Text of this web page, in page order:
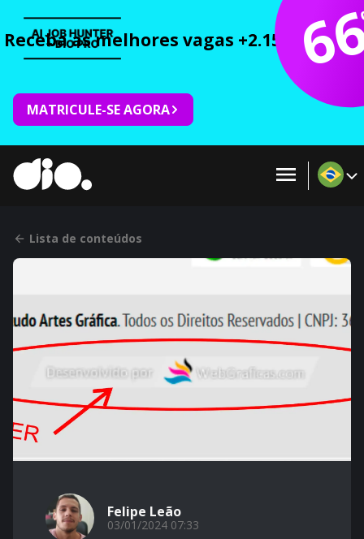
Receba as melhores vagas +2.150 cursos
MATRICULE-SE AGORA
Lista de conteúdos
Felipe Leão
03/01/2024 07:33